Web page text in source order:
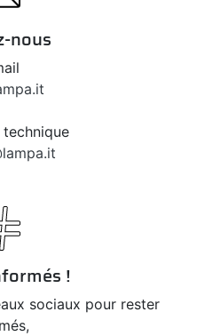
nous
!
sociaux pour rester